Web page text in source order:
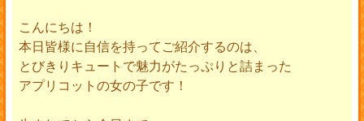
こんにちは！
本日皆様に自信を持ってご紹介するのは、
とびきりキュートで魅力がたっぷりと詰まった
アプリコットの女の子です！